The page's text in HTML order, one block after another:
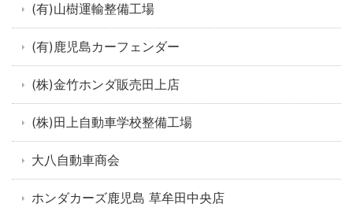
(有)山樹運輸整備工場
(有)鹿児島カーフェンダー
(株)金竹ホンダ販売田上店
(株)田上自動車学校整備工場
大八自動車商会
ホンダカーズ鹿児島 草牟田中央店